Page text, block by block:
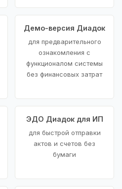
Демо-версия Диадок
для предварительного
ознакомления с
функционалом системы
без финансовых затрат
ЭДО Диадок для ИП
для быстрой отправки
актов и счетов без
бумаги